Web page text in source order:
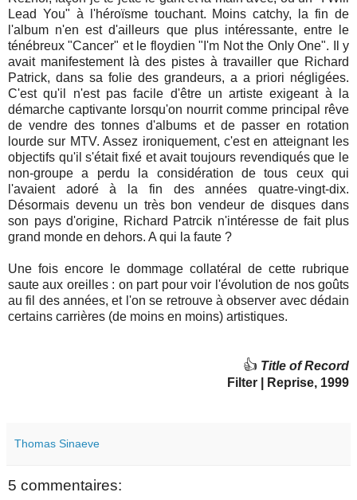
Lead You" à l'héroïsme touchant. Moins catchy, la fin de
l'album n'en est d'ailleurs que plus intéressante, entre le
ténébreux "Cancer" et le floydien "I'm Not the Only One". Il y
avait manifestement là des pistes à travailler que Richard
Patrick, dans sa folie des grandeurs, a a priori négligées.
C'est qu'il n'est pas facile d'être un artiste exigeant à la
démarche captivante lorsqu'on nourrit comme principal rêve
de vendre des tonnes d'albums et de passer en rotation
lourde sur MTV. Assez ironiquement, c'est en atteignant les
objectifs qu'il s'était fixé et avait toujours revendiqués que le
non-groupe a perdu la considération de tous ceux qui
l'avaient adoré à la fin des années quatre-vingt-dix.
Désormais devenu un très bon vendeur de disques dans
son pays d'origine, Richard Patrcik n'intéresse de fait plus
grand monde en dehors. A qui la faute ?
Une fois encore le dommage collatéral de cette rubrique
saute aux oreilles : on part pour voir l'évolution de nos goûts
au fil des années, et l'on se retrouve à observer avec dédain
certains carrières (de moins en moins) artistiques.
👍 Title of Record
Filter | Reprise, 1999
Thomas Sinaeve
5 commentaires: